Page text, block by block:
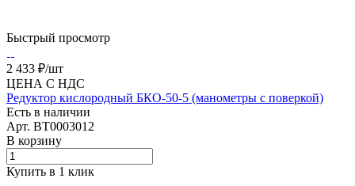
Быстрый просмотр
2 433 ₽/шт
ЦЕНА С НДС
Редуктор кислородный БКО-50-5 (манометры с поверкой)
Есть в наличии
Арт. BT0003012
В корзину
Купить в 1 клик